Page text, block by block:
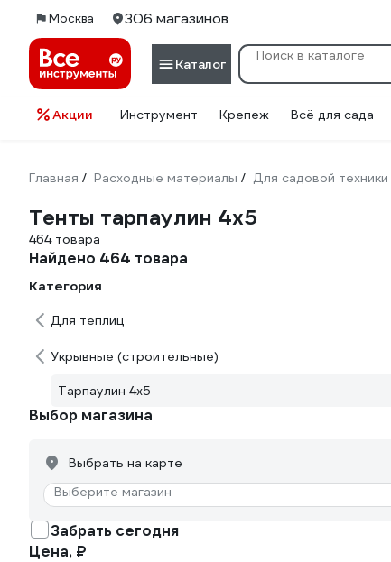
Москва 306 магазинов
Каталог
Акции Инструмент Крепеж Всё для сада
Главная / Расходные материалы / Для садовой техники
Тенты тарпаулин 4х5
464 товара
Найдено 464 товара
Категория
Для теплиц
Укрывные (строительные)
Тарпаулин 4х5
Выбор магазина
Выбрать на карте
Выберите магазин
Забрать сегодня
Цена, ₽